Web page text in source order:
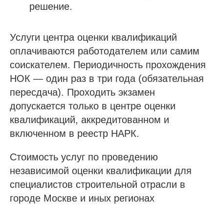
решение.
Услуги центра оценки квалификаций
оплачиваются работодателем или самим
соискателем. Периодичность прохождения
НОК — один раз в три года (обязательная
пересдача). Проходить экзамен
допускается только в центре оценки
квалификаций, аккредитованном и
включенном в реестр НАРК.
Стоимость услуг по проведению
независимой оценки квалификации для
специалистов строительной отрасли в
городе Москве и иных регионах